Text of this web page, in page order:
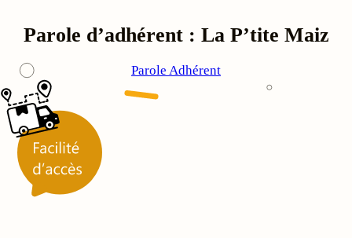
Parole d’adhérent : La P’tite Maiz
Parole Adhérent